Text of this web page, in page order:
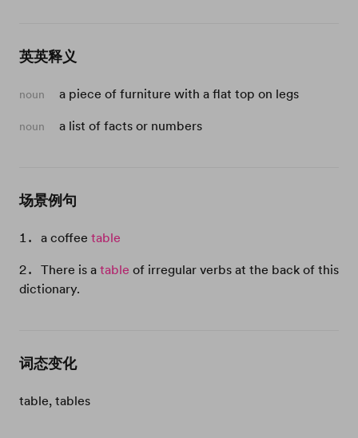
英英释义
noun a piece of furniture with a flat top on legs
noun a list of facts or numbers
场景例句
a coffee table
There is atable of irregular verbs at the back of this
dictionary.
词态变化
table, tables